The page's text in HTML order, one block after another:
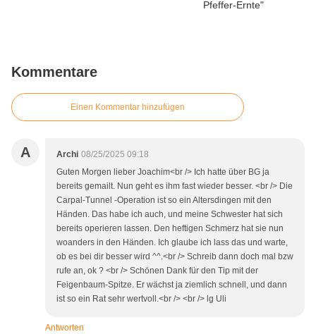
Kommentare
Einen Kommentar hinzufügen
A Archi 08/25/2025 09:18
Guten Morgen lieber Joachim<br /> Ich hatte über BG ja
bereits gemailt. Nun geht es ihm fast wieder besser. <br /> Die
Carpal-Tunnel -Operation ist so ein Altersdingen mit den
Händen. Das habe ich auch, und meine Schwester hat sich
bereits operieren lassen. Den heftigen Schmerz hat sie nun
woanders in den Händen. Ich glaube ich lass das und warte,
ob es bei dir besser wird ^^.<br /> Schreib dann doch mal bzw
rufe an, ok ? <br /> Schönen Dank für den Tip mit der
Feigenbaum-Spitze. Er wächst ja ziemlich schnell, und dann
ist so ein Rat sehr wertvoll.<br /> <br /> lg Uli
Antworten